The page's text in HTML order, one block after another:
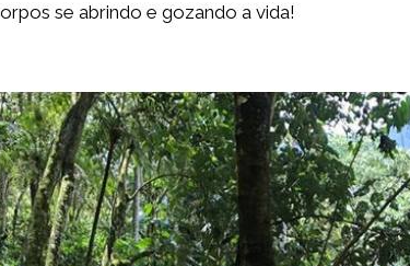
se abrindo e gozando a vida!